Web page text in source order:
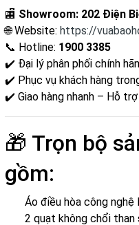
🏬 Showroom: 202 Điện
🌐 Website: https://
📞 Hotline: 1900 3385
✔️ Đại lý phân phối chính
✔️ Phục vụ khách hàng
✔️ Giao hàng nhanh – Hỗ
🎁 Trọn bộ
gồm:
Áo điều hòa công nghệ
2 quạt không chổi than